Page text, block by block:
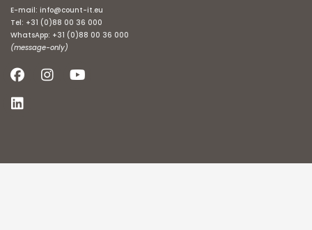
E-mail: info@count-it.eu
Tel: +31 (0)88 00 36 000
WhatsApp: +31 (0)88 00 36 000
(message-only)